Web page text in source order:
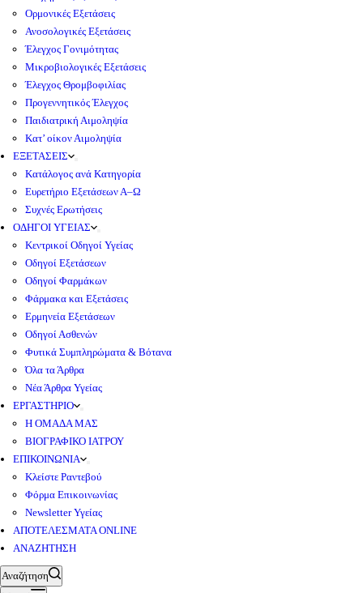
Ορμονικές Εξετάσεις
Ανοσολογικές Εξετάσεις
Έλεγχος Γονιμότητας
Μικροβιολογικές Εξετάσεις
Έλεγχος Θρομβοφιλίας
Προγεννητικός Έλεγχος
Παιδιατρική Αιμοληψία
Κατ’ οίκον Αιμοληψία
ΕΞΕΤΑΣΕΙΣ
Κατάλογος ανά Κατηγορία
Ευρετήριο Εξετάσεων Α–Ω
Συχνές Ερωτήσεις
ΟΔΗΓΟΙ ΥΓΕΙΑΣ
Κεντρικοί Οδηγοί Υγείας
Οδηγοί Εξετάσεων
Οδηγοί Φαρμάκων
Φάρμακα και Εξετάσεις
Ερμηνεία Εξετάσεων
Οδηγοί Ασθενών
Φυτικά Συμπληρώματα & Βότανα
Όλα τα Άρθρα
Νέα Άρθρα Υγείας
ΕΡΓΑΣΤΗΡΙΟ
Η ΟΜΑΔΑ ΜΑΣ
ΒΙΟΓΡΑΦΙΚΟ ΙΑΤΡΟΥ
ΕΠΙΚΟΙΝΩΝΙΑ
Κλείστε Ραντεβού
Φόρμα Επικοινωνίας
Newsletter Υγείας
ΑΠΟΤΕΛΕΣΜΑΤΑ ONLINE
ΑΝΑΖΗΤΗΣΗ
Αναζήτηση